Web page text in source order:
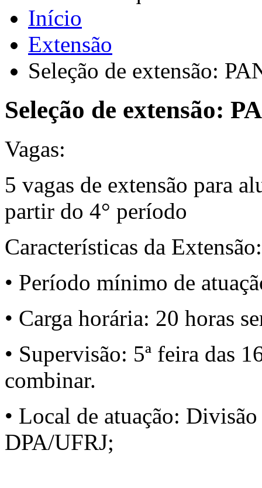
Início
Extensão
Seleção de extensão:
Seleção de extensão:
Vagas:
5 vagas de extensão para
partir do 4° período
Características da Extensão:
• Período mínimo de
• Carga horária: 20 horas
• Supervisão: 5ª feira das
combinar.
• Local de atuação:
DPA/UFRJ;